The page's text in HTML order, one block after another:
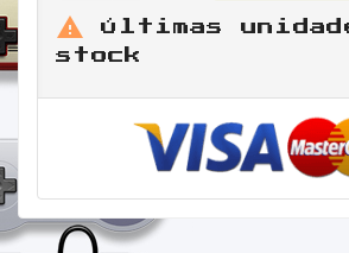

Últimas
stock